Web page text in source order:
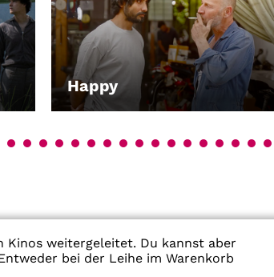
weitergeleitet. Du kannst aber
bei der Leihe im Warenkorb
Happy
LEIHEN